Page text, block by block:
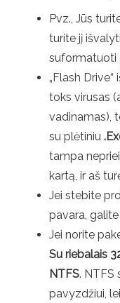
Pvz., Jūs
turite jį
suformatuoti
„Flash Drive“
toks virusas
vadinamas),
su plėtiniu
tampa
kartą, ir aš
Jei stebite
pavara,
Jei norite
Su riebalais
NTFS. NTFS
pavyzdžiui,